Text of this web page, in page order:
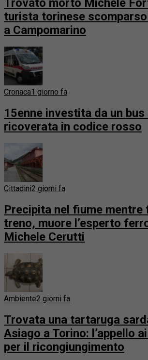
Trovato morto Michele
turista torinese
a Campomarino
Cronaca1 giorno fa
15enne investita da un bus
ricoverata in codice rosso
Cittadini2 giorni fa
Precipita nel fiume
treno, muore l’esperto
Michele Cerutti
Ambiente2 giorni fa
Trovata una tartaruga
Asiago a Torino: l’appello
per il ricongiungimento